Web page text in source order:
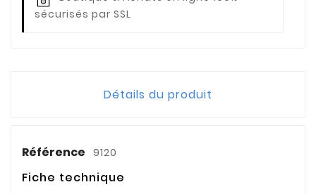
sécurisés par SSL
Détails du produit
Référence 9120
Fiche technique